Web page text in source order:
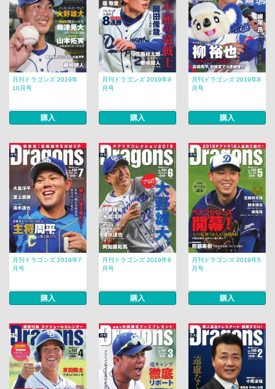
月刊ドラゴンズ 2019年
10月号
購入
月刊ドラゴンズ 2019年9
月号
購入
月刊ドラゴンズ 2019年8
月号
購入
月刊ドラゴンズ 2019年7
月号
購入
月刊ドラゴンズ 2019年6
月号
購入
月刊ドラゴンズ 2019年5
月号
購入